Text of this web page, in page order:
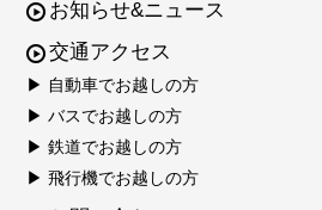
お知らせ&ニュース
交通アクセス
▶ 自動車でお越しの方
▶ バスでお越しの方
▶ 鉄道でお越しの方
▶ 飛行機でお越しの方